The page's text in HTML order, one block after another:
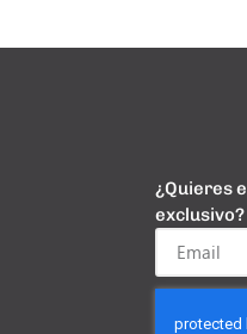
¿Quieres
exclusivo?